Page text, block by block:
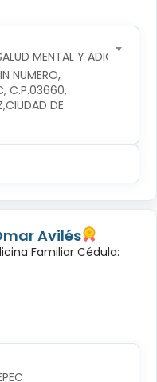
MENTAL Y ADICCIONES
NUMERO,
C.P.03660,
DE
Avilés
Familiar Cédula: